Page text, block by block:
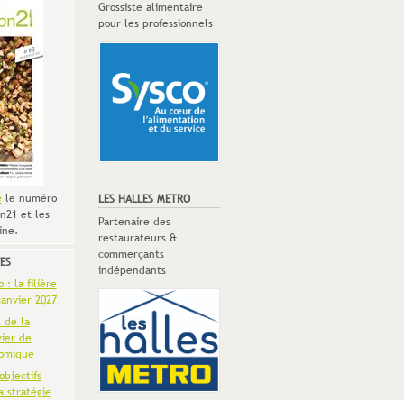
le numéro
et les
: la filière
2027
de la
de
stratégie
Grossiste alimentaire
pour les professionnels
LES HALLES METRO
Partenaire des
restaurateurs &
commerçants
indépendants